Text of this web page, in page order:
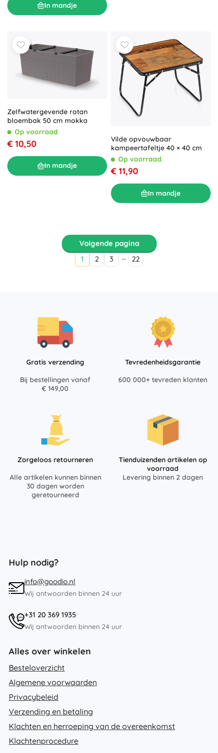
In mandje
Zelfwatergevende rotan
bloembak 50 cm mokka
Op voorraad
€ 10,50
In mandje
Vilde opvouwbaar
kampeertafeltje 40 × 40 cm
Op voorraad
€ 11,90
In mandje
Volgende pagina
1
2 3 … 22
Gratis verzending
Bij bestellingen vanaf
€ 149,00
Tevredenheidsgarantie
600 000+ tevreden klanten
Zorgeloos retourneren
Alle artikelen kunnen binnen
30 dagen worden
geretourneerd
Tienduizenden artikelen op
voorraad
Levering binnen 2 dagen
Hulp nodig?
info@goodio.nl
Wij antwoorden binnen 24 uur
+31 20 369 1935
Wij antwoorden binnen 24 uur
Alles over winkelen
Besteloverzicht
Algemene voorwaarden
Privacybeleid
Verzending en betaling
Klachten en herroeping van de overeenkomst
Klachtenprocedure